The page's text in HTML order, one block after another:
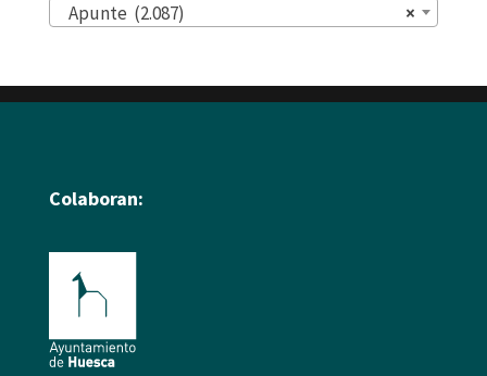
×
Apunte (2.087)
Colaboran: